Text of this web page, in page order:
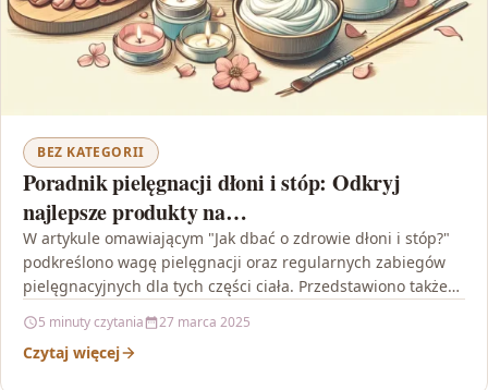
BEZ KATEGORII
Poradnik pielęgnacji dłoni i stóp: Odkryj
najlepsze produkty na
https://katalogforever.pl/pl/c/Dlonie-i-stopy/75
W artykule omawiającym "Jak dbać o zdrowie dłoni i stóp?"
podkreślono wagę pielęgnacji oraz regularnych zabiegów
pielęgnacyjnych dla tych części ciała. Przedstawiono także
5 minuty czytania 27 marca 2025
Czytaj więcej